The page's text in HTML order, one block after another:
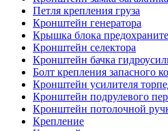
Петля крепления груза
Кронштейн генератора
Крышка блока
Кронштейн селектора
Кронштейн бачка
Болт крепления запасного
Кронштейн усилителя
Кронштейн подрулевого
Кронштейн потолочной
Крепление